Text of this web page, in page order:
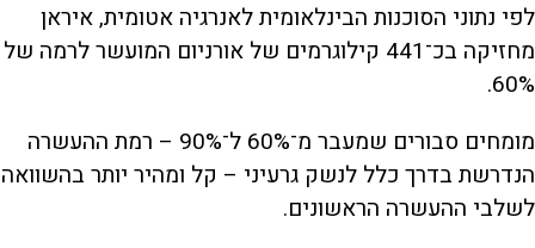
לפי נתוני הסוכנות הבינלאומית לאנרגיה אטומית, איראן
מחזיקה בכ־441 קילוגרמים של אורניום המועשר לרמה של
60%.
מומחים סבורים שמעבר מ־60% ל־90% – רמת ההעשרה
הנדרשת בדרך כלל לנשק גרעיני – קל ומהיר יותר בהשוואה
לשלבי ההעשרה הראשונים.